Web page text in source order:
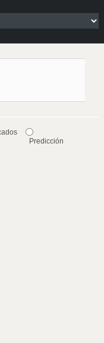
Predicción